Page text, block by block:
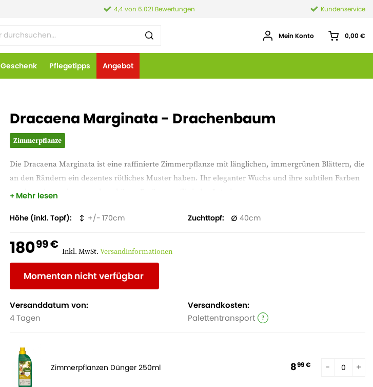
4,4 von 6.021 Bewertungen Kundenservice
Mein Konto 0,00 €
Geschenk Pflegetipps Angebot
Dracaena Marginata - Drachenbaum
Zimmerpflanze
Die Dracaena Marginata ist eine raffinierte Zimmerpflanze mit länglichen, immergrünen Blättern, die
an den Rändern ein dezentes rötliches Muster haben. Ihr eleganter Wuchs und ihre subtilen Farben
machen sie zu einer wunderschönen Ergänzung für jedes Interieur.
Mehr lesen
Höhe (inkl. Topf) 170 Zuchttopf 40
18099 € Inkl. MwSt.Versandinformationen
Momentan nicht verfügbar
Versanddatum von:
4 Tagen
Versandkosten:
Palettentransport
Zimmerpflanzen Dünger 250ml 899 €